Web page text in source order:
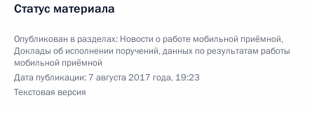
Статус материала
Опубликован в разделах: Новости о работе мобильной приёмной,
Доклады об исполнении поручений, данных по результатам работы
мобильной приёмной
Дата публикации: 7 августа 2017 года, 19:23
Текстовая версия